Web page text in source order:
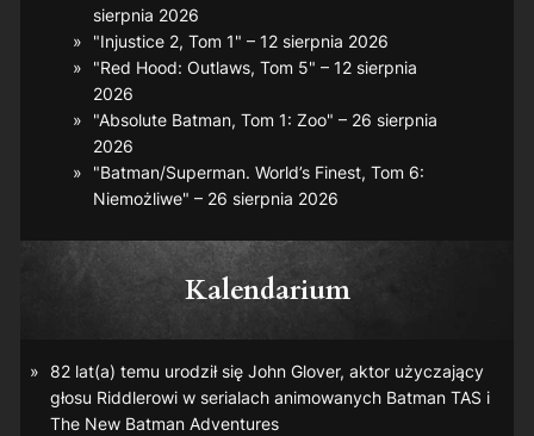
sierpnia 2026
"Injustice 2, Tom 1" – 12 sierpnia 2026
"Red Hood: Outlaws, Tom 5" – 12 sierpnia
2026
"Absolute Batman, Tom 1: Zoo" – 26 sierpnia
2026
"Batman/Superman. World’s Finest, Tom 6:
Niemożliwe" – 26 sierpnia 2026
Kalendarium
82 lat(a) temu urodził się John Glover, aktor użyczający
głosu Riddlerowi w serialach animowanych Batman TAS i
The New Batman Adventures